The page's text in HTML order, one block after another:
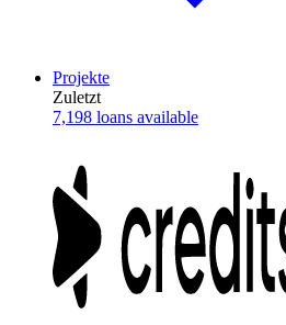
Projekte
Zuletzt
7,198 loans available